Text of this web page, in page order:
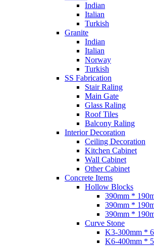
Indian
Italian
Turkish
Granite
Indian
Italian
Norway
Turkish
SS Fabrication
Stair Raling
Main Gate
Glass Raling
Roof Tiles
Balcony Raling
Interior Decoration
Ceiling Decoration
Kitchen Cabinet
Wall Cabinet
Other Cabinet
Concrete Items
Hollow Blocks
390mm *
390mm *
390mm *
Curve Stone
K3-300mm *
K6-400mm *